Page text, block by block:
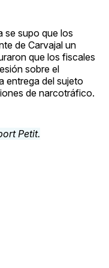
se supo que los
de Carvajal un
que los fiscales
sobre el
entrega del sujeto
de narcotráfico.